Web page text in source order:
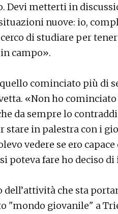
Devi metterti in
nuove: io,
di studiare per
campo».
cominciato più di
«Non ho
da sempre lo
stare in palestra con i
vedere se ero
poteva fare ho deciso
dell’attività che sta
"mondo giovanile" a